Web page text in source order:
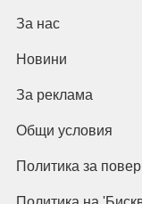
За нас
Новини
За реклама
Общи условия
Политика за